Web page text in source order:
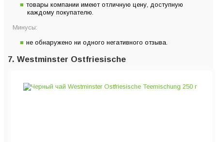
товары компании имеют отличную цену, доступную
каждому покупателю.
Минусы:
не обнаружено ни одного негативного отзыва.
7. Westminster Ostfriesische